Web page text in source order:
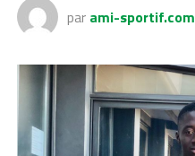
par ami-sportif.com